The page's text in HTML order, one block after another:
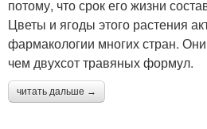
потому, что срок его жизни
Цветы и ягоды этого растения
фармакологии многих стран.
чем двухсот травяных формул.
читать дальше →